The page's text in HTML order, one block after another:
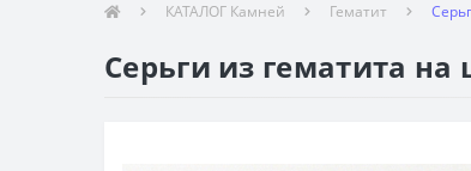
КАТАЛОГ Камней Гематит
Серьги из гематита на